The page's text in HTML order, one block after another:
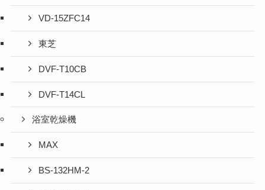
VD-15ZFC14
東芝
DVF-T10CB
DVF-T14CL
浴室乾燥機
MAX
BS-132HM-2